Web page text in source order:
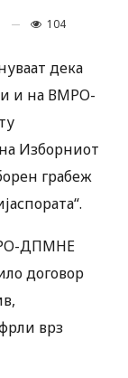
104
дека
и на ВМРО-
Изборниот
грабеж
ДПМНЕ
договор
врз